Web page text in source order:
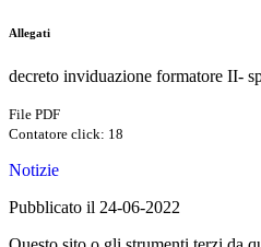
Allegati
decreto inviduazione formatore II-
File PDF
Contatore click: 18
Notizie
Pubblicato il 24-06-2022